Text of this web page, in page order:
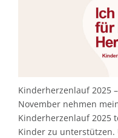
Kinderherzenlauf 2025
November nehmen
Kinderherzenlauf 2025
Kinder zu unterstützen.